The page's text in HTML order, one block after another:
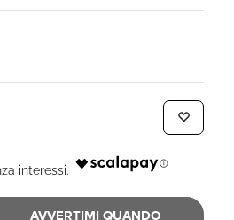
AVVERTIMI QUANDO